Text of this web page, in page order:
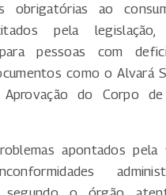
obrigatórias ao
pela
para pessoas com
como o Alvará
do Corpo de
apontados pela